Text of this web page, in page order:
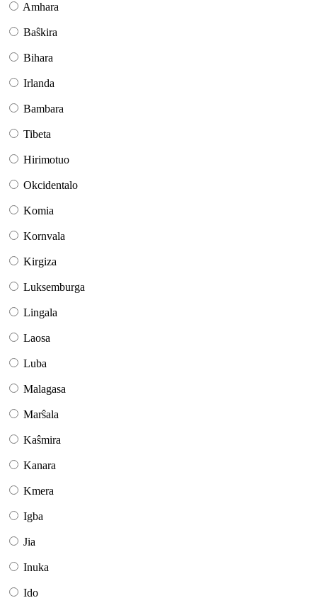
Amhara
Baŝkira
Bihara
Irlanda
Bambara
Tibeta
Hirimotuo
Okcidentalo
Komia
Kornvala
Kirgiza
Luksemburga
Lingala
Laosa
Luba
Malagasa
Marŝala
Kaŝmira
Kanara
Kmera
Igba
Jia
Inuka
Ido